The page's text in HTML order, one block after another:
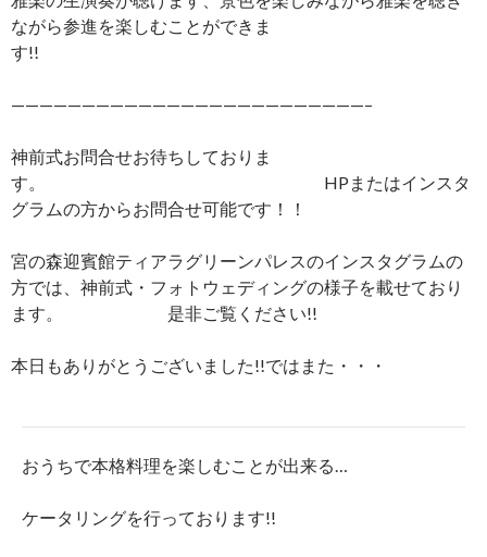
ながら参進を楽しむことができま
す!!
—————————————————————————–
神前式お問合せお待ちしておりま
す。 HPまたはインスタ
グラムの方からお問合せ可能です！！
宮の森迎賓館ティアラグリーンパレスのインスタグラムの
方では、神前式・フォトウェディングの様子を載せており
ます。 是非ご覧ください!!
本日もありがとうございました!!ではまた・・・
おうちで本格料理を楽しむことが出来る…
ケータリングを行っております!!